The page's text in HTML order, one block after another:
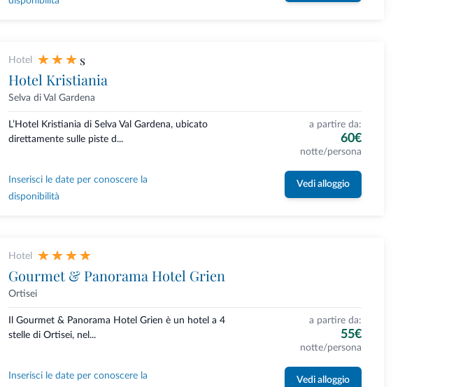
Hotel s
Hotel Kristiania
Selva di Val Gardena
L’Hotel Kristiania di Selva Val Gardena, ubicato
direttamente sulle piste d...
a partire da:
60€
notte/persona
Inserisci le date per conoscere la
disponibilità
Vedi alloggio
Hotel
Gourmet & Panorama Hotel Grien
Ortisei
Il Gourmet & Panorama Hotel Grien è un hotel a 4
stelle di Ortisei, nel...
a partire da:
55€
notte/persona
Inserisci le date per conoscere la
Vedi alloggio